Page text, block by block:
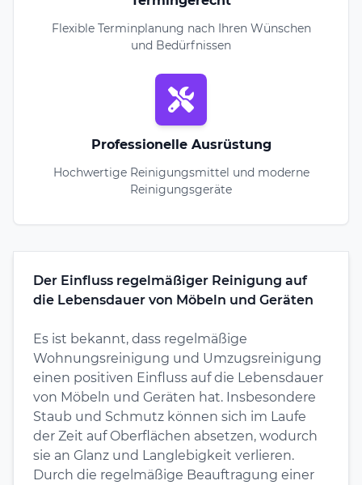
Flexible Terminplanung nach Ihren Wünschen
und Bedürfnissen
Professionelle Ausrüstung
Hochwertige Reinigungsmittel und moderne
Reinigungsgeräte
Der Einfluss regelmäßiger Reinigung auf
die Lebensdauer von Möbeln und Geräten
Es ist bekannt, dass regelmäßige
Wohnungsreinigung und Umzugsreinigung
einen positiven Einfluss auf die Lebensdauer
von Möbeln und Geräten hat. Insbesondere
Staub und Schmutz können sich im Laufe
der Zeit auf Oberflächen absetzen, wodurch
sie an Glanz und Langlebigkeit verlieren.
Durch die regelmäßige Beauftragung einer